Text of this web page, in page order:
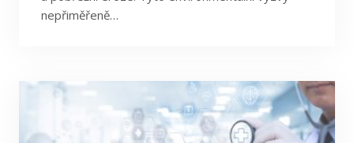
nepřiměřeně…